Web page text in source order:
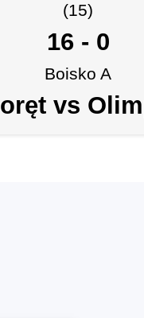
(15)
16- 0
Boisko A
vs